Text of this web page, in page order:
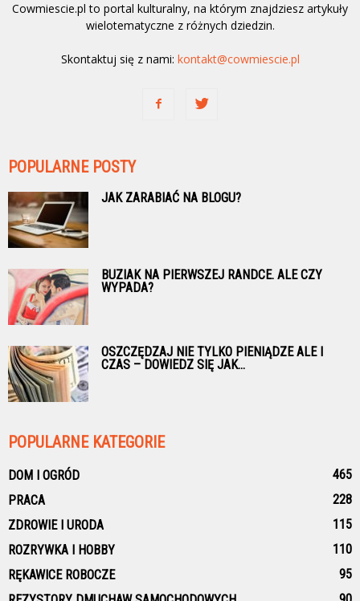
Cowmiescie.pl to portal kulturalny, na którym znajdziesz artykuły
wielotematyczne z różnych dziedzin.
Skontaktuj się z nami: kontakt@cowmiescie.pl
POPULARNE POSTY
JAK ZARABIAĆ NA BLOGU?
BUZIAK NA PIERWSZEJ RANDCE. ALE CZY
WYPADA?
OSZCZĘDZAJ NIE TYLKO PIENIĄDZE ALE I
CZAS – DOWIEDZ SIĘ JAK...
POPULARNE KATEGORIE
DOM I OGRÓD
465
PRACA
228
ZDROWIE I URODA
115
ROZRYWKA I HOBBY
110
RĘKAWICE ROBOCZE
95